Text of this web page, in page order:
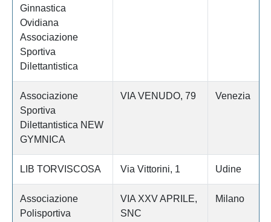
Ginnastica
Ovidiana
Associazione
Sportiva
Dilettantistica
Associazione
Sportiva
Dilettantistica NEW
GYMNICA
VIA VENUDO, 79 Venezia
LIB TORVISCOSA Via Vittorini, 1 Udine
Associazione
Polisportiva
VIA XXV APRILE,
SNC
Milano